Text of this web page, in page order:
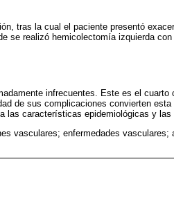
tras la cual el paciente presentó
se realizó hemicolectomía izquierda
infrecuentes. Este es el
de sus complicaciones convierten
las características epidemiológicas y las
vasculares; enfermedades vasculares;